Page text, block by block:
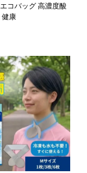
コバッグ 高濃度酸
健康